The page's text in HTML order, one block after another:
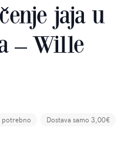
jaja u
– Wille
potrebno Dostava samo 3,00€